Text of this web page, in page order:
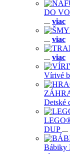
DO
... viac
... viac
... viac
Vírivé
Detské
DUP ...
Bábiky